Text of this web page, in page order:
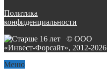
Политика
конфиденциальности
© ООО
«Инвест-Форсайт», 2012-2026
Меню